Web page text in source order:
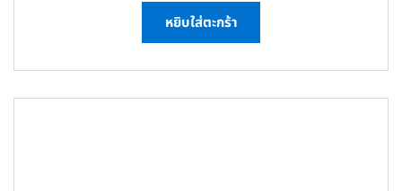
หยิบใส่ตะกร้า